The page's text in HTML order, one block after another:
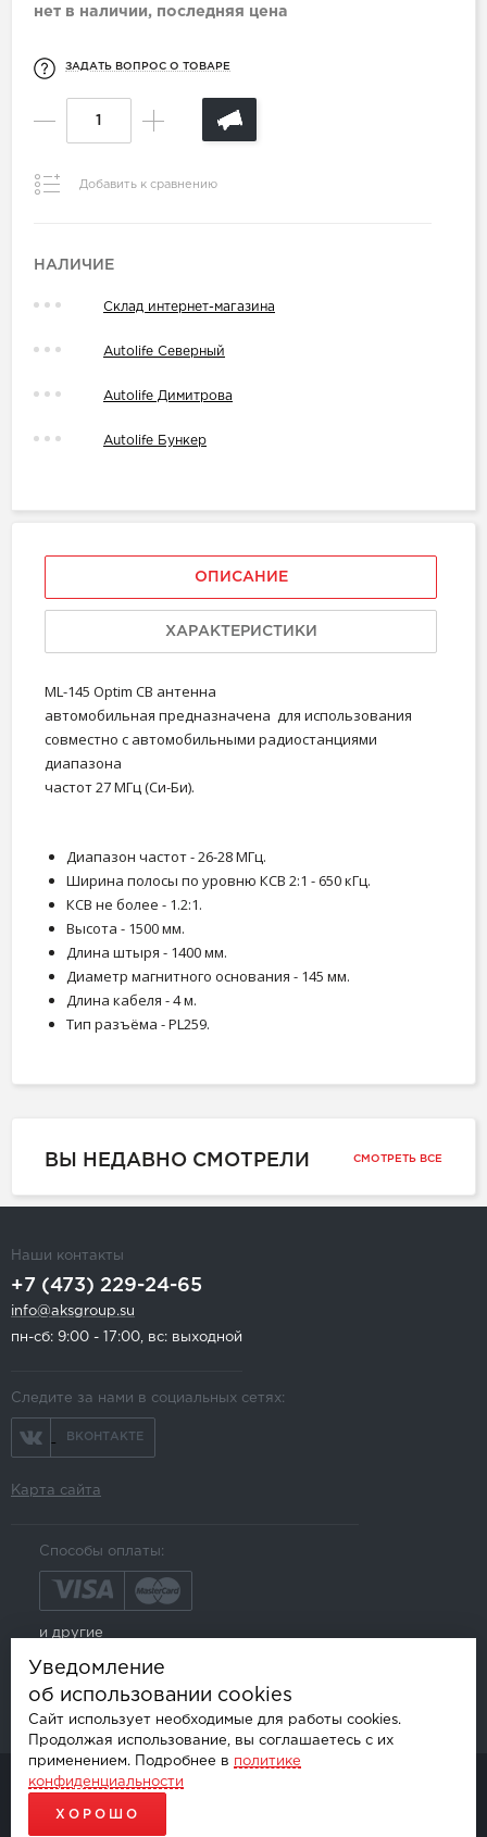
нет в наличии, последняя цена
ЗАДАТЬ ВОПРОС О ТОВАРЕ
Добавить к сравнению
НАЛИЧИЕ
Склад интернет-магазина
Autolife Северный
Autolife Димитрова
Autolife Бункер
ОПИСАНИЕ
ХАРАКТЕРИСТИКИ
ML-145 Optim CB антенна
автомобильная предназначена для использования
совместно с автомобильными радиостанциями
диапазона
частот 27 МГц (Си-Би).
Диапазон частот - 26-28 МГц.
Ширина полосы по уровню КСВ 2:1 - 650 кГц.
КСВ не более - 1.2:1.
Высота - 1500 мм.
Длина штыря - 1400 мм.
Диаметр магнитного основания - 145 мм.
Длина кабеля - 4 м.
Тип разъёма - PL259.
ВЫ НЕДАВНО СМОТРЕЛИ СМОТРЕТЬ ВСЕ
Наши контакты
+7 (473) 229-24-65
info@aksgroup.su
пн-сб: 9:00 - 17:00, вс: выходной
Следите за нами в социальных сетях:
ВКОНТАКТЕ
Карта сайта
Способы оплаты:
и другие
© AKSGROUP, 2026.
ПРОДАЖА И УСТАНОВКА АВТОМОБИЛЬНОЙ ЭЛЕКТРОНИКИ
Уведомление
об использовании cookies
Сайт использует необходимые для работы cookies.
Продолжая использование, вы соглашаетесь с их
применением. Подробнее в политике
конфиденциальности
ХОРОШО